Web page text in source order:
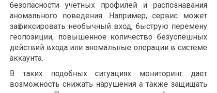
безопасности учетных профилей и распознавания
аномального поведения. Например, сервис может
зафиксировать необычный вход, быструю перемену
геопозиции, повышенное количество безуспешных
действий входа или аномальные операции в системе
аккаунта.
В таких подобных ситуациях мониторинг дает
возможность снижать нарушения а также защищать